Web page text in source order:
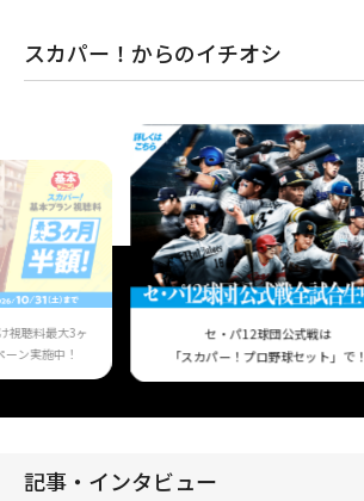
スカパー！からのイチオシ
視聴料最大3ヶ
ン実施中！
セ・パ12球団公式戦は
「スカパー！プロ野球セット」で！
記事・インタビュー